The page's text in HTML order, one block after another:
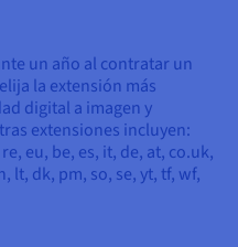
un año al contratar un
la extensión más
digital a imagen y
extensiones incluyen:
eu, be, es, it, de, at, co.uk,
lt, dk, pm, so, se, yt, tf, wf,